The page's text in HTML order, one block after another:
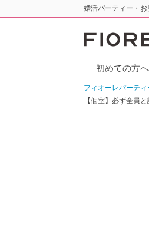
婚活パーティー・
初めての方へ
フィオーレパーテ
【個室】必ず全員